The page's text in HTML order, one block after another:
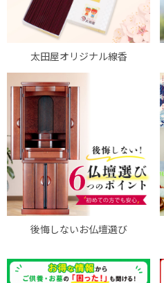
太田屋オリジナル線香
後悔しないお仏壇選び